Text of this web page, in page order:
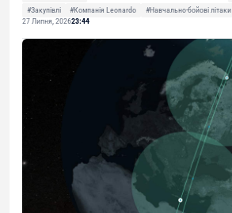
#Закупівлі
#Компанія Leonardo #Навчально-бойові літаки
27 Липня, 202623:44